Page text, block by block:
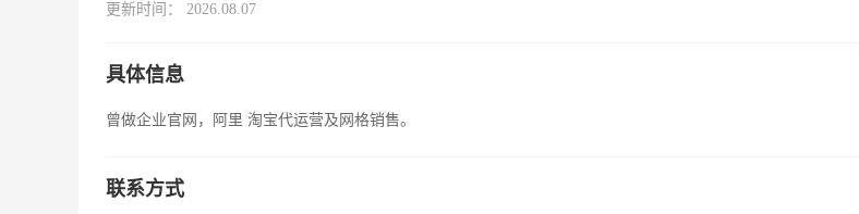
更新时间： 2026.08.07
具体信息
曾做企业官网，阿里 淘宝代运营及网格销售。
联系方式